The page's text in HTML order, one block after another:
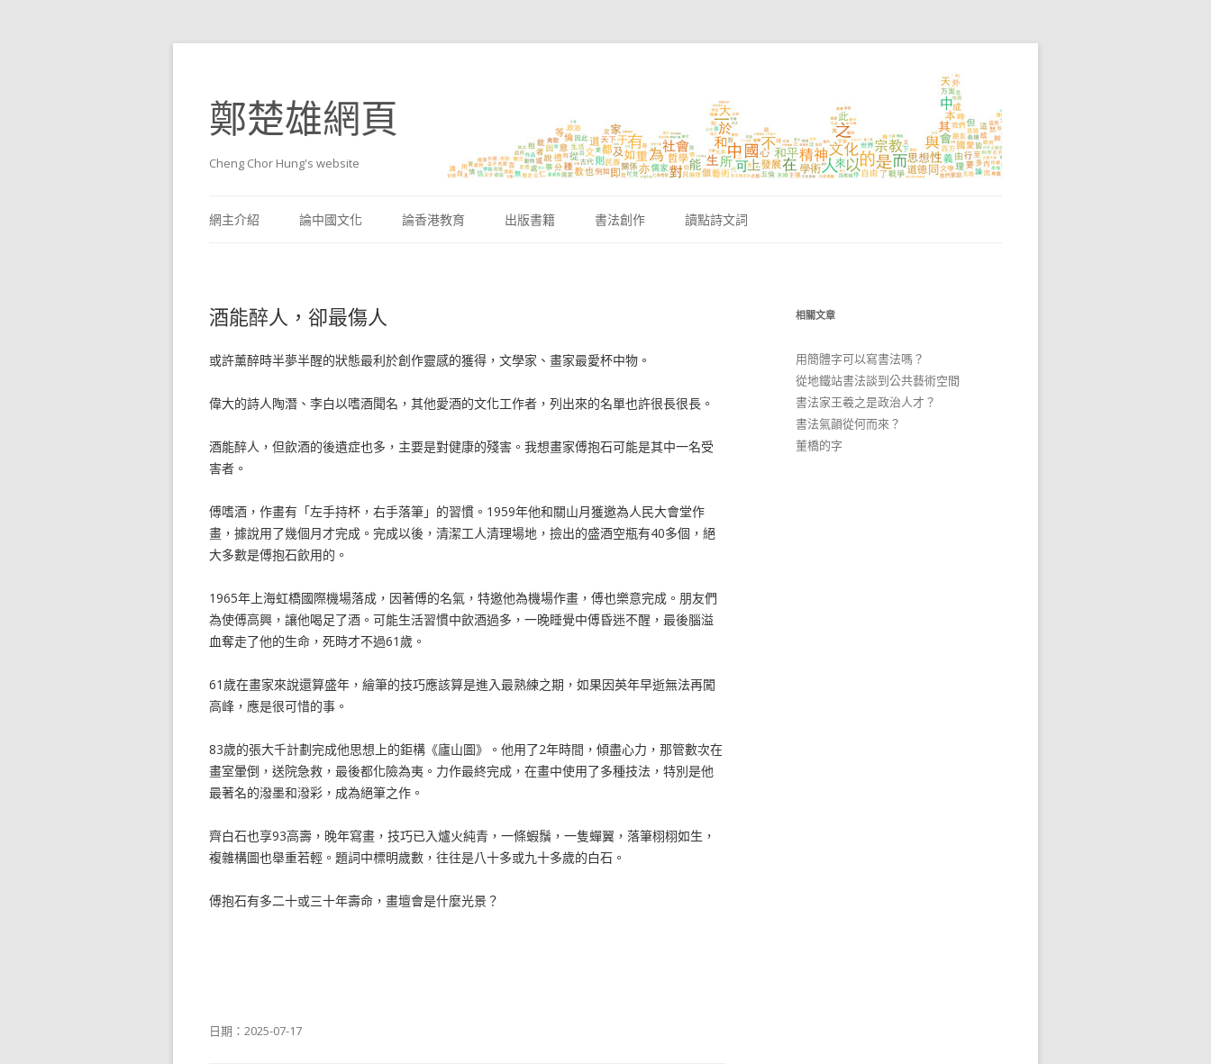
鄭楚雄網頁
Cheng Chor Hung's website
網主介紹
論中國文化 論香港教育 出版書籍 書法創作 讀點詩文詞
酒能醉人，卻最傷人
或許薰醉時半夢半醒的狀態最利於創作靈感的獲得，文學家、畫家最愛杯中物。
偉大的詩人陶潛、李白以嗜酒聞名，其他愛酒的文化工作者，列出來的名單也許很長很長。
酒能醉人，但飲酒的後遺症也多，主要是對健康的殘害。我想畫家傅抱石可能是其中一名受
害者。
傅嗜酒，作畫有「左手持杯，右手落筆」的習慣。1959年他和關山月獲邀為人民大會堂作
畫，據說用了幾個月才完成。完成以後，清潔工人清理場地，撿出的盛酒空瓶有40多個，絕
大多數是傅抱石飲用的。
1965年上海虹橋國際機場落成，因著傅的名氣，特邀他為機場作畫，傅也樂意完成。朋友們
為使傅高興，讓他喝足了酒。可能生活習慣中飲酒過多，一晚睡覺中傅昏迷不醒，最後腦溢
血奪走了他的生命，死時才不過61歲。
61歲在畫家來說還算盛年，繪筆的技巧應該算是進入最熟練之期，如果因英年早逝無法再闖
高峰，應是很可惜的事。
83歲的張大千計劃完成他思想上的鉅構《廬山圖》。他用了2年時間，傾盡心力，那管數次在
畫室暈倒，送院急救，最後都化險為夷。力作最終完成，在畫中使用了多種技法，特別是他
最著名的潑墨和潑彩，成為絕筆之作。
齊白石也享93高壽，晚年寫畫，技巧已入爐火純青，一條蝦鬚，一隻蟬翼，落筆栩栩如生，
複雜構圖也舉重若輕。題詞中標明歲數，往往是八十多或九十多歲的白石。
傅抱石有多二十或三十年壽命，畫壇會是什麼光景？
日期： 2025-07-17
相關文章
用簡體字可以寫書法嗎？
從地鐵站書法談到公共藝術空間
書法家王羲之是政治人才？
書法氣韻從何而來？
董橋的字